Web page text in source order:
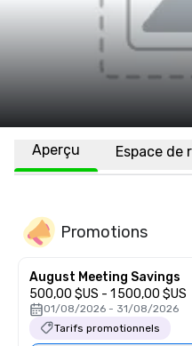
Aperçu Espace de
Promotions
August Meeting Savings
500,00 $US - 1 500,00 $US
01/08/2026 - 31/08/2026
Tarifs promotionnels